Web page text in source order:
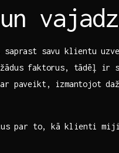
savu ⁢klientu
faktorus, tādēļ
paveikt, izmantojot
par to, ⁣kā klienti